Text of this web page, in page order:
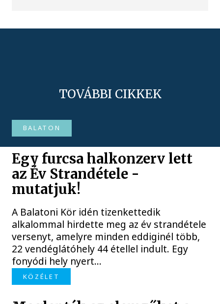
TOVÁBBI CIKKEK
BALATON
Egy furcsa halkonzerv lett
az Év Strandétele -
mutatjuk!
A Balatoni Kör idén tizenkettedik
alkalommal hirdette meg az év strandétele
versenyt, amelyre minden eddiginél több,
22 vendéglátóhely 44 étellel indult. Egy
fonyódi hely nyert...
KÖZÉLET